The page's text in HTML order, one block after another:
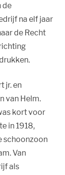
de
na elf jaar
de Recht
jr. en
van Helm.
kort voor
in 1918,
schoonzoon
Van
als